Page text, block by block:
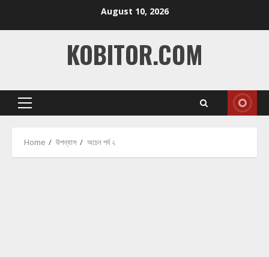
August 10, 2026
KOBITOR.COM
Primary
Home উপন্যাস অচেন পর্ব ২